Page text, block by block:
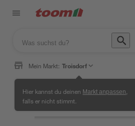
Mein Markt: Troisdorf
Hier kannst du deinen Markt anpassen
falls er nicht stimmt.
Pool bauen